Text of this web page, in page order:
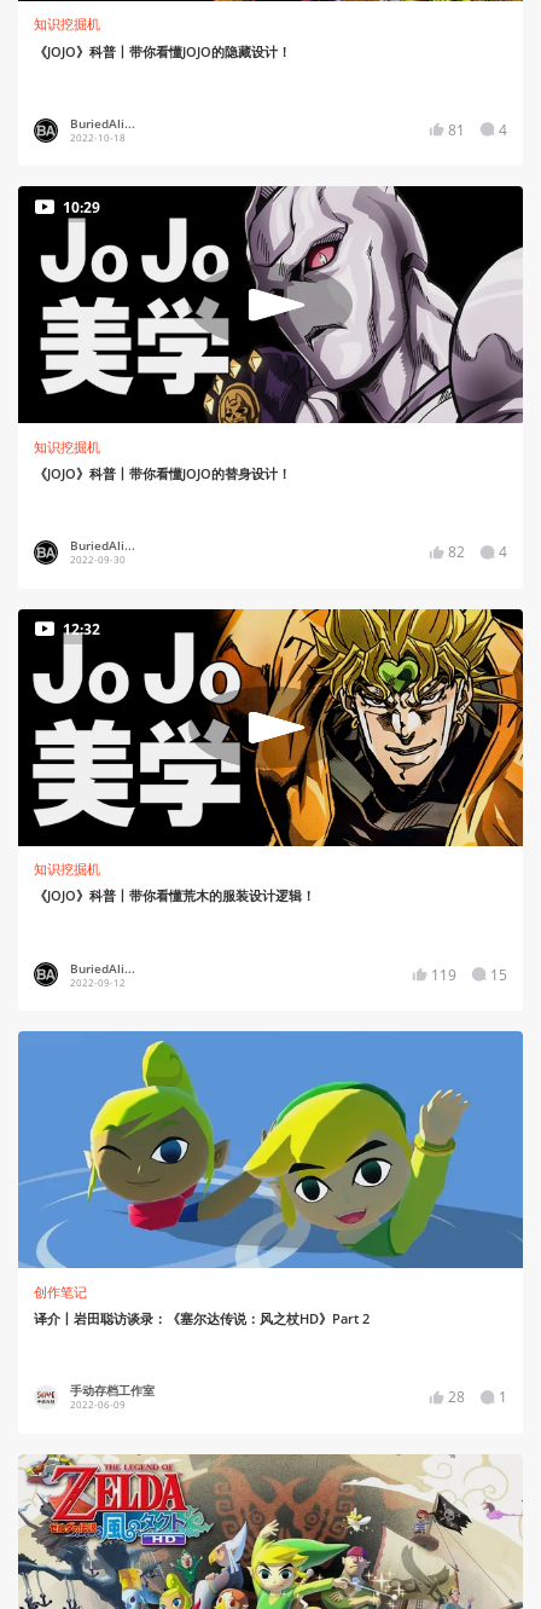
知识挖掘机
《JOJO》科普丨带你看懂JOJO的隐藏设计！
BuriedAli...
2022-10-18 81 4
10:29
知识挖掘机
《JOJO》科普丨带你看懂JOJO的替身设计！
BuriedAli...
2022-09-30 82 4
12:32
知识挖掘机
《JOJO》科普丨带你看懂荒木的服装设计逻辑！
BuriedAli...
2022-09-12 119 15
创作笔记
译介丨岩田聪访谈录：《塞尔达传说：风之杖HD》Part 2
手动存档工作室
2022-06-09 28 1